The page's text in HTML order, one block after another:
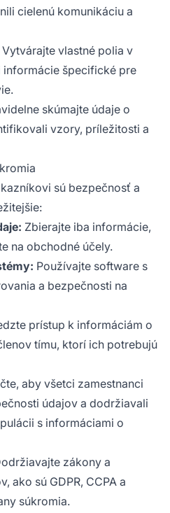
cielenú komunikáciu a
Vytvárajte vlastné polia v
informácie špecifické pre
skúmajte údaje o
vzory, príležitosti a
sú bezpečnosť a
Zbierajte iba informácie,
na obchodné účely.
Používajte software s
a bezpečnosti na
prístup k informáciám o
tímu, ktorí ich potrebujú
aby všetci zamestnanci
údajov a dodržiavali
s informáciami o
zákony a
ako sú GDPR, CCPA a
súkromia.